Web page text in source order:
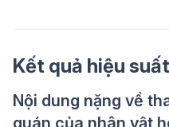
Kết quả hiệu
Nội dung nặng về
quán của nhân vật